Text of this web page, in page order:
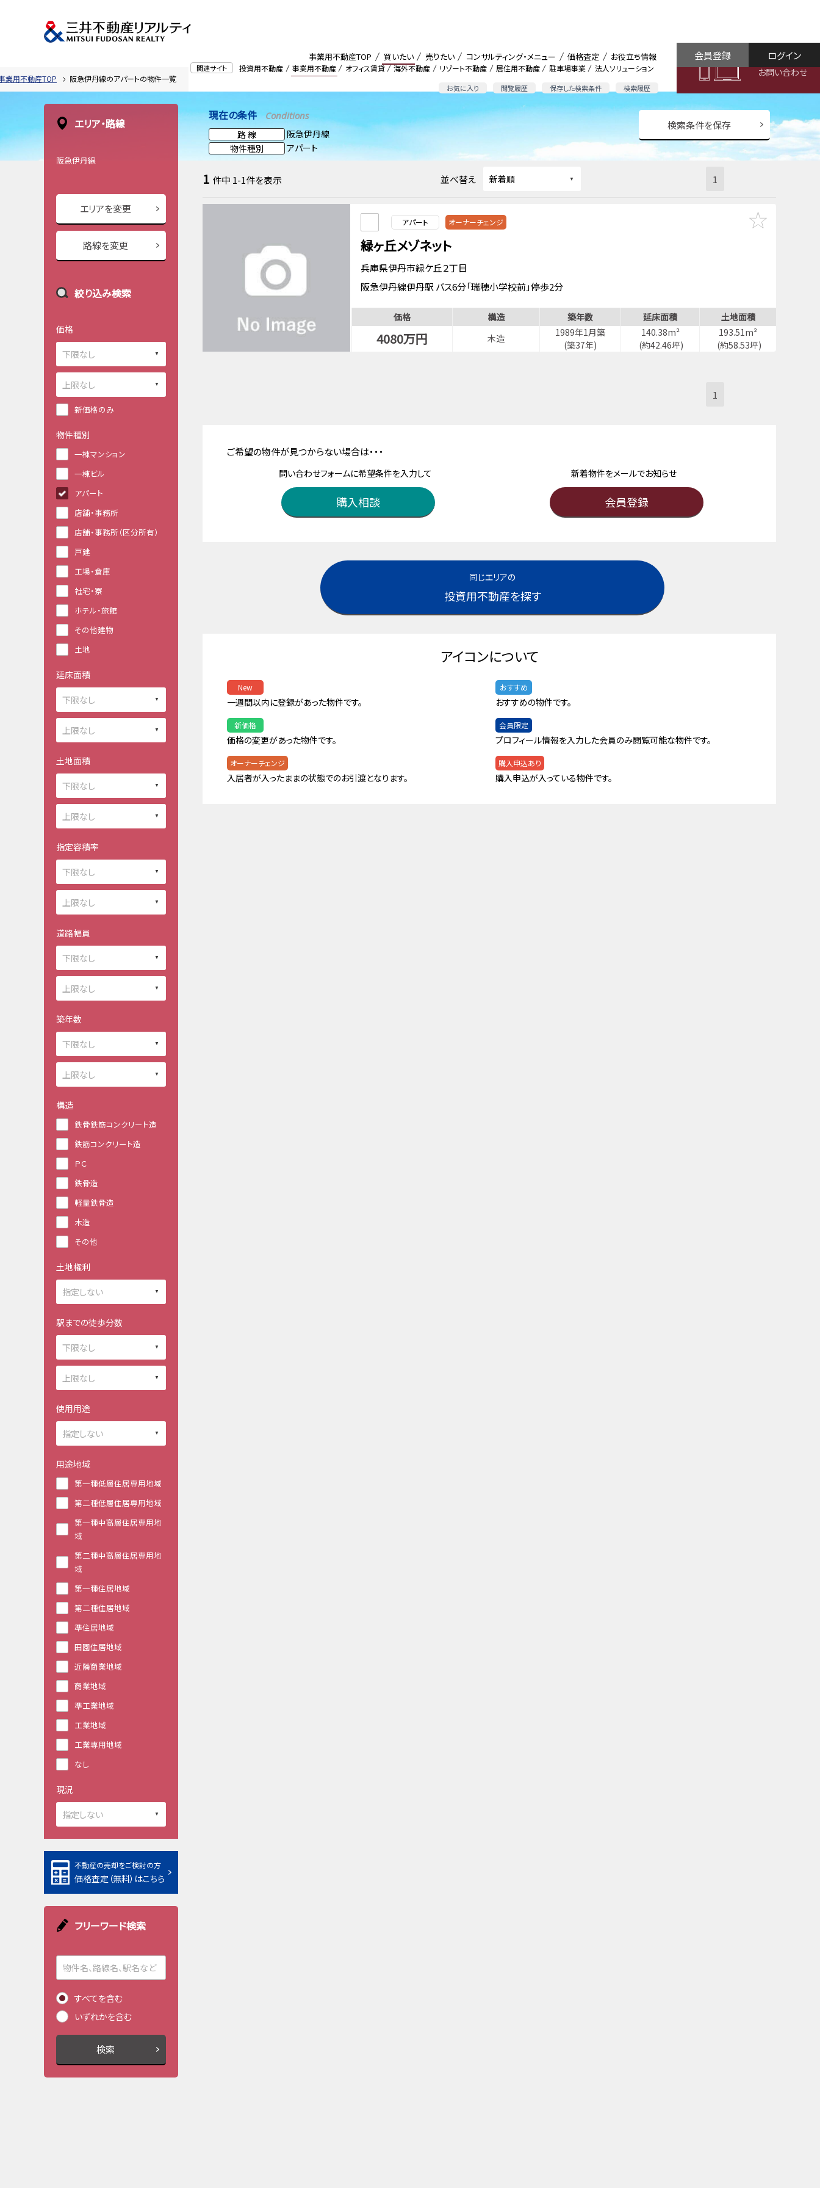
関連サイト 投資用不動産 事業用不動産 オフィス賃貸 海外不動産 リゾート不動産 居住用不動産 駐車場事業 法人ソリューション
お気に入り 閲覧履歴 保存した検索条件 検索履歴
事業用不動産TOP 買いたい 売りたい コンサルティング・メニュー 価格査定 お役立ち情報
お問い合わせ
ログイン
会員登録
業用不動産TOP 阪急伊丹線のアパートの物件一覧
現在の条件 Conditions
路 線
阪急伊丹線
物件種別
アパート
検索条件を保存
1 件中 1-1件を表示 並べ替え 1
アパート オーナーチェンジ
緑ヶ丘メゾネット
兵庫県伊丹市緑ケ丘２丁目
阪急伊丹線伊丹駅 バス6分「瑞穂小学校前」停歩2分
価格 構造 築年数 延床面積 土地面積
4080万円 木造
1989年1月築
(築37年)
140.38m²
(約42.46坪)
193.51m²
(約58.53坪)
1
ご希望の物件が見つからない場合は・・・
問い合わせフォームに希望条件を入力して
購入相談
新着物件をメールでお知らせ
会員登録
同じエリアの
投資用不動産を探す
アイコンについて
New
一週間以内に登録があった物件です。
おすすめ
おすすめの物件です。
新価格
価格の変更があった物件です。
会員限定
プロフィール情報を入力した会員のみ閲覧可能な物件です。
オーナーチェンジ
入居者が入ったままの状態でのお引渡となります。
購入申込あり
購入申込が入っている物件です。
エリア・路線
阪急伊丹線
エリアを変更
路線を変更
絞り込み検索
価格
新価格のみ
物件種別
一棟マンション
一棟ビル
アパート
店舗・事務所
店舗・事務所（区分所有）
戸建
工場・倉庫
社宅・寮
ホテル・旅館
その他建物
土地
延床面積
土地面積
指定容積率
道路幅員
築年数
構造
鉄骨鉄筋コンクリート造
鉄筋コンクリート造
ＰＣ
鉄骨造
軽量鉄骨造
木造
その他
土地権利
駅までの徒歩分数
使用用途
用途地域
第一種低層住居専用地域
第二種低層住居専用地域
第一種中高層住居専用地
域
第二種中高層住居専用地
域
第一種住居地域
第二種住居地域
準住居地域
田園住居地域
近隣商業地域
商業地域
準工業地域
工業地域
工業専用地域
なし
現況
不動産の売却をご検討の方
価格査定（無料）はこちら
フリーワード検索
すべてを含む
いずれかを含む
検索